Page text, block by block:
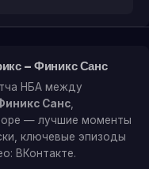
— Финикс Санс
НБА между
Санс
— лучшие моменты
ключевые эпизоды
ВКонтакте.